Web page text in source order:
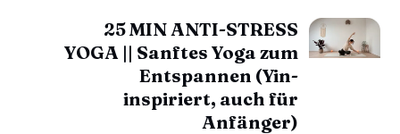
25 MIN ANTI-STRESS
YOGA || Sanftes Yoga zum
Entspannen (Yin-
inspiriert, auch für
Anfänger)